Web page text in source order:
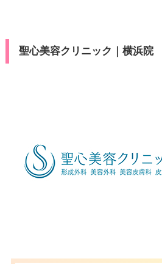
聖心美容クリニック｜横浜院